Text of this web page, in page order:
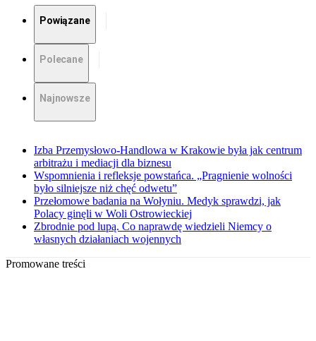
Powiązane
Polecane
Najnowsze
Izba Przemysłowo-Handlowa w Krakowie była jak centrum
arbitrażu i mediacji dla biznesu
Wspomnienia i refleksje powstańca. „Pragnienie wolności
było silniejsze niż chęć odwetu”
Przełomowe badania na Wołyniu. Medyk sprawdzi, jak
Polacy ginęli w Woli Ostrowieckiej
Zbrodnie pod lupą. Co naprawdę wiedzieli Niemcy o
własnych działaniach wojennych
Promowane treści